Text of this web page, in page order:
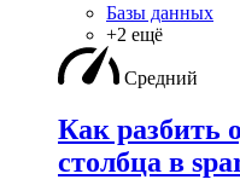
Базы данных
+2 ещё
Средний
Как разбить
столбца в